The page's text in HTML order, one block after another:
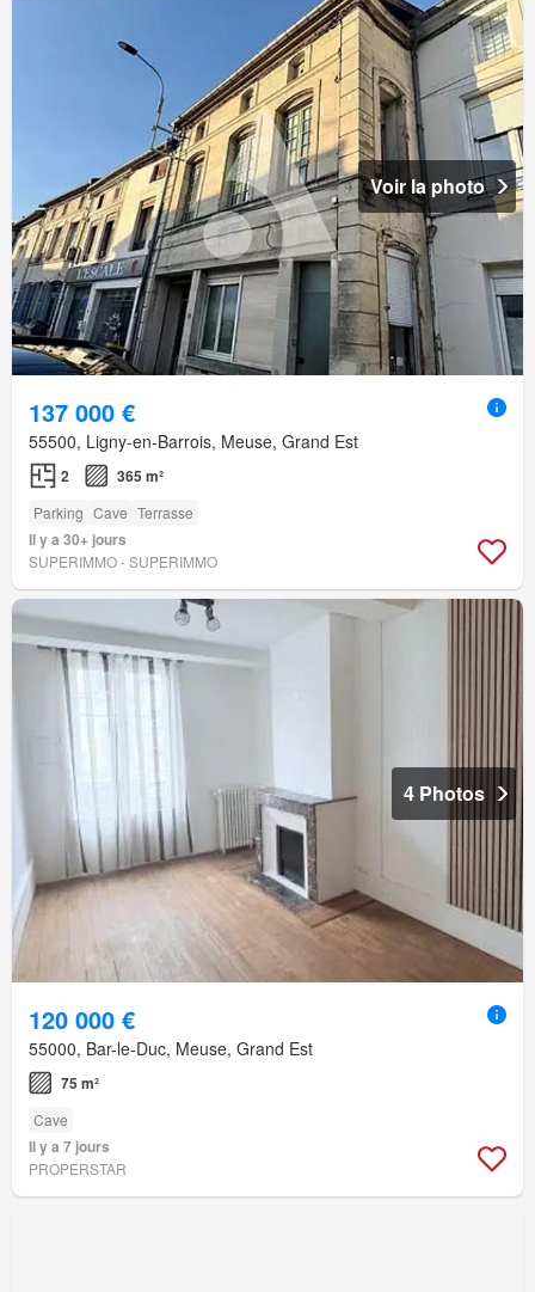
Voir la photo
137 000 €
55500, Ligny-en-Barrois, Meuse, Grand Est
2 365 m²
Parking Cave Terrasse
Il y a 30+ jours
SUPERIMMO - SUPERIMMO
4 Photos
120 000 €
55000, Bar-le-Duc, Meuse, Grand Est
75 m²
Cave
Il y a 7 jours
PROPERSTAR